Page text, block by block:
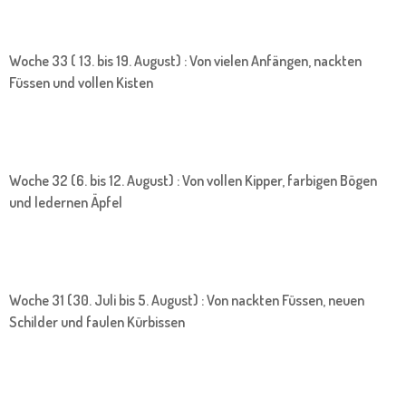
Woche 33 ( 13. bis 19. August) : Von vielen Anfängen, nackten
Füssen und vollen Kisten
Woche 32 (6. bis 12. August) : Von vollen Kipper, farbigen Bögen
und ledernen Äpfel
Woche 31 (30. Juli bis 5. August) : Von nackten Füssen, neuen
Schilder und faulen Kürbissen